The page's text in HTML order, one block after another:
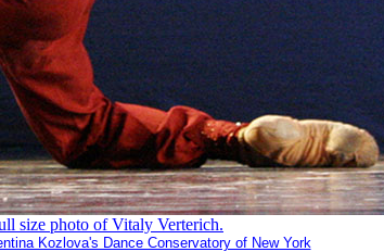
size photo of Vitaly Verterich.
Kozlova's Dance Conservatory of New York